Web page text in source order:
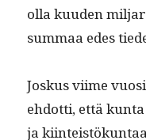
olla kuu­den
sum­maa edes
Joskus viime
ehdot­ti, että
ja